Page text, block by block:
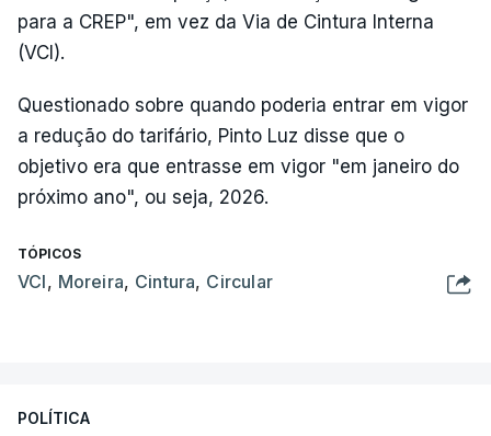
para a CREP", em vez da Via de Cintura Interna
(VCI).
Questionado sobre quando poderia entrar em vigor
a redução do tarifário, Pinto Luz disse que o
objetivo era que entrasse em vigor "em janeiro do
próximo ano", ou seja, 2026.
TÓPICOS
VCI, Moreira, Cintura, Circular
POLÍTICA